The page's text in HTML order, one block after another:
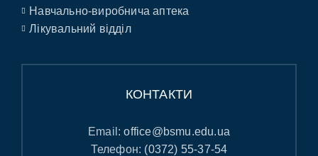
Навчально-виробнича аптека
Лікувальний відділ
КОНТАКТИ
Email:office@bsmu.edu.ua
Телефон: (0372) 55-37-54